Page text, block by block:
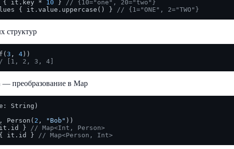
{ it.key * 10 } // {10="one", 20="two"}
{ it.value.uppercase() } // {1="ONE", 2="TWO"}
структур
3 , 4
[1, 2, 3, 4]
— преобразование в Map
String)
Person( 2 , "Bob"
{ it.id } // Map<Int, Person>
{ it.id } // Map<Person, Int>